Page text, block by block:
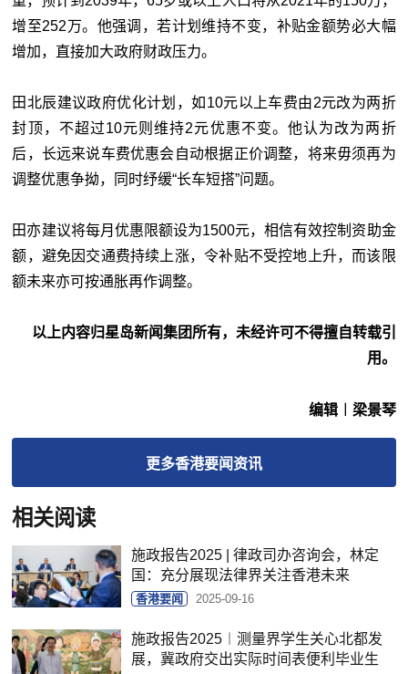
增至252万。他强调，若计划维持不变，补贴金额势必大幅
增加，直接加大政府财政压力。
田北辰建议政府优化计划，如10元以上车费由2元改为两折
封顶，不超过10元则维持2元优惠不变。他认为改为两折
后，长远来说车费优惠会自动根据正价调整，将来毋须再为
调整优惠争拗，同时纾缓“长车短搭”问题。
田亦建议将每月优惠限额设为1500元，相信有效控制资助金
额，避免因交通费持续上涨，令补贴不受控地上升，而该限
额未来亦可按通胀再作调整。
以上内容归星岛新闻集团所有，未经许可不得擅自转载引
用。
编辑︱梁景琴
更多香港要闻资讯
相关阅读
施政报告2025 | 律政司办咨询会，林定
国：充分展现法律界关注香港未来
香港要闻 2025-09-16
施政报告2025︱测量界学生关心北都发
展，冀政府交出实际时间表便利毕业生